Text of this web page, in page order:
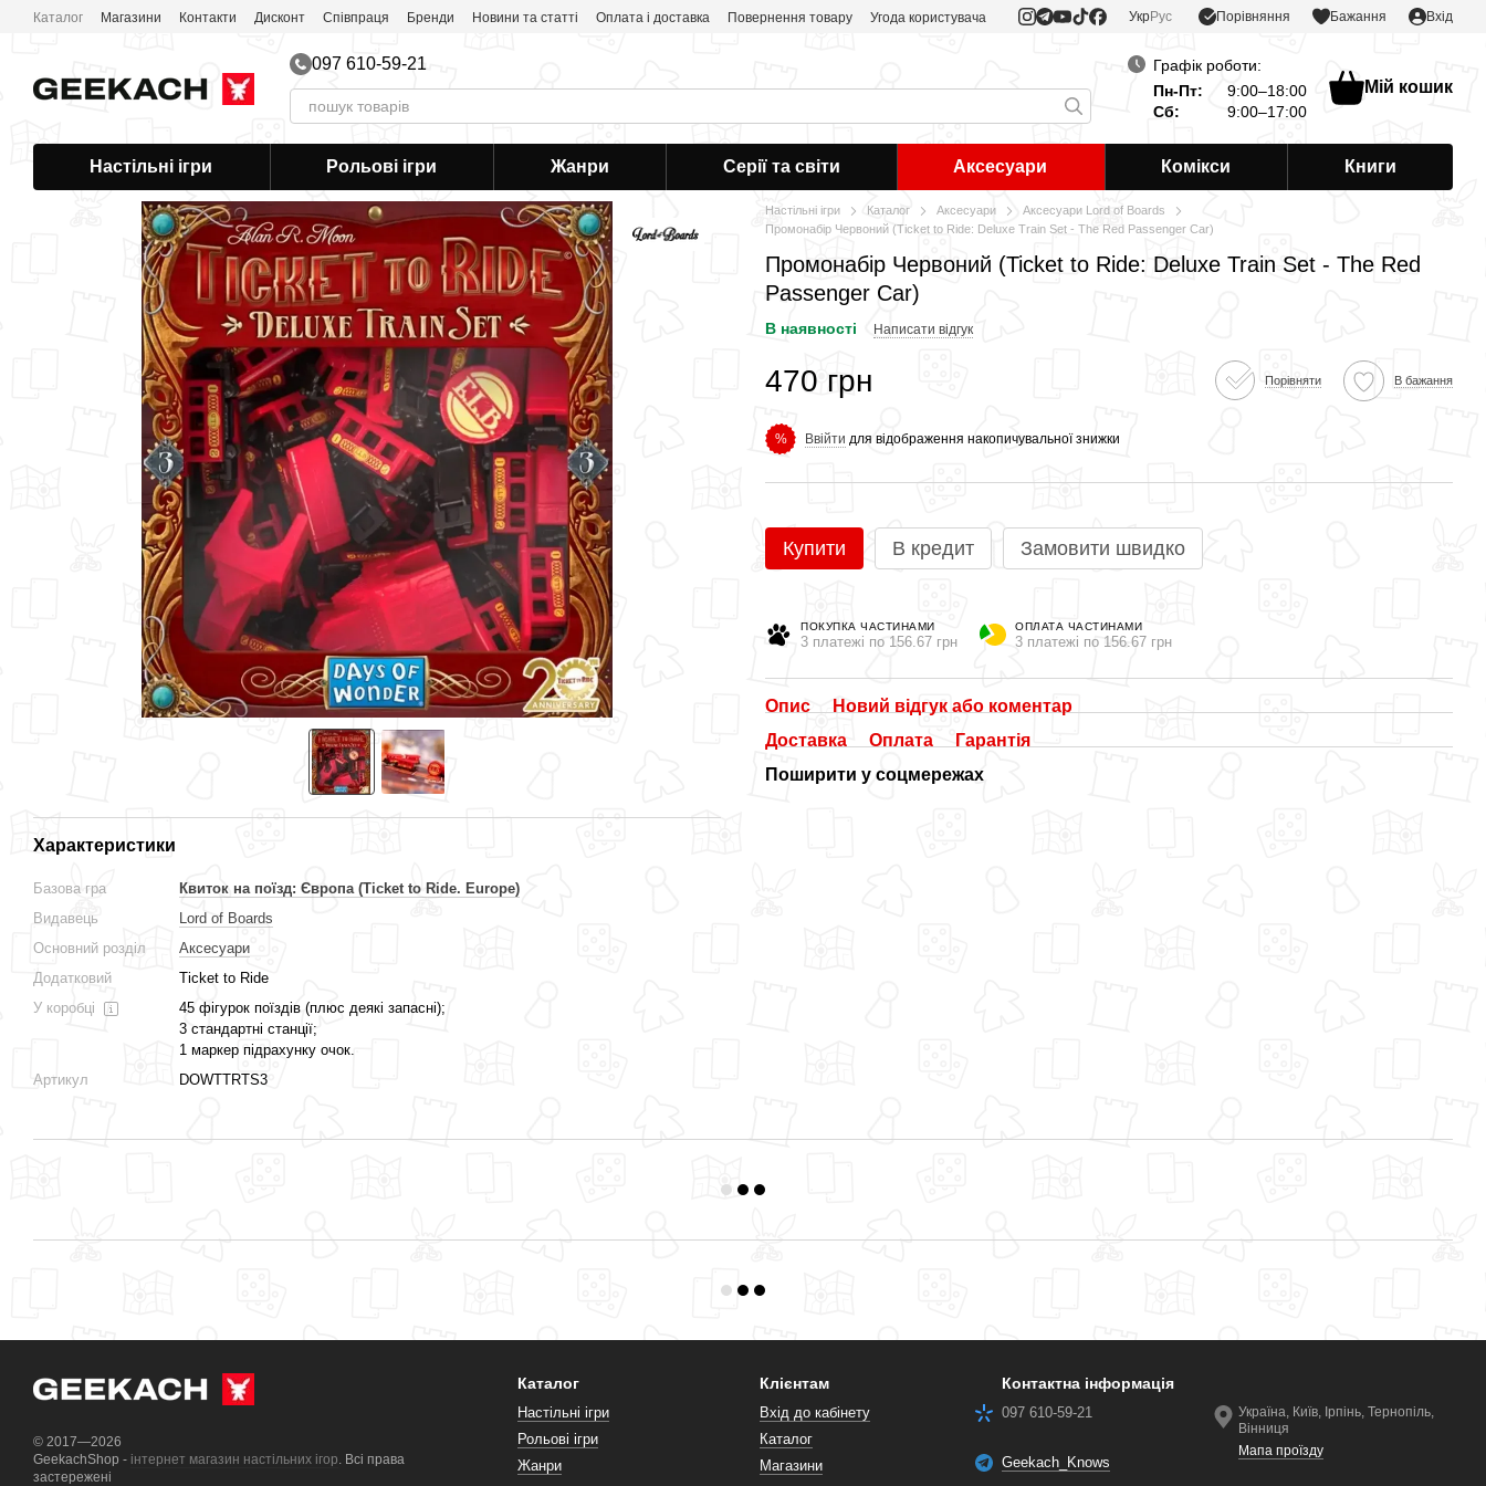
Перейти до основного контенту
Каталог Магазини Контакти Дисконт Співпраця Бренди Новини та статті Оплата і доставка Повернення товару
Угода користувача
УкрРус Порівняння Бажання Вхід
097 610-59-21
Графік роботи:
Пн-Пт:
9:00–18:00
Сб:
9:00–17:00
Мій кошик
Настільні ігри Рольові ігри Жанри Серії та світи Аксесуари Комікси Книги
Характеристики
Базова гра
Квиток на поїзд: Європа (Ticket to Ride. Europe)
Видавець
Lord of Boards
Основний розділ
Аксесуари
Додатковий
Ticket to Ride
У коробці
45 фігурок поїздів (плюс деякі запасні);
3 стандартні станції;
1 маркер підрахунку очок.
Артикул
DOWTTRTS3
Настільні ігри Каталог Аксесуари
Аксесуари Lord of Boards
Промонабір Червоний (Ticket to Ride: Deluxe Train Set - The Red Passenger Car)
Промонабір Червоний (Ticket to Ride: Deluxe Train Set - The Red
Passenger Car)
В наявності Написати відгук
470 грн Порівняти В бажання
% Ввійти для відображення накопичувальної знижки
Купити В кредит Замовити швидко
ПОКУПКА ЧАСТИНАМИ
3 платежі по 156.67 грн
ОПЛАТА ЧАСТИНАМИ
3 платежі по 156.67 грн
Опис
Новий відгук або коментар
Доставка
Оплата
Гарантія
Поширити у соцмережах
© 2017—2026
GeekachShop - інтернет магазин настільних ігор. Всі права
застережені
Каталог
Настільні ігри
Рольові ігри
Жанри
Клієнтам
Вхід до кабінету
Каталог
Магазини
Контактна інформація
097 610-59-21
Geekach_Knows
Україна, Київ, Ірпінь, Тернопіль,
Вінниця
Мапа проїзду